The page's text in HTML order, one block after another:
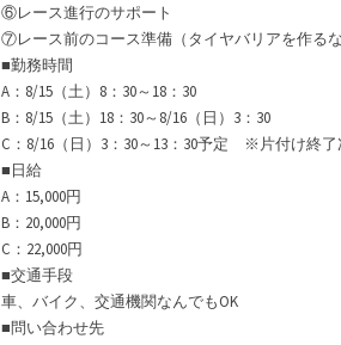
⑥レース進行のサポート
⑦レース前のコース準備（タイヤバリアを作る
■勤務時間
A：8/15（土）8：30～18：30
B：8/15（土）18：30～8/16（日）3：30
C：8/16（日）3：30～13：30予定 ※片付け終了
■日給
A：15,000円
B：20,000円
C：22,000円
■交通手段
車、バイク、交通機関なんでもOK
■問い合わせ先